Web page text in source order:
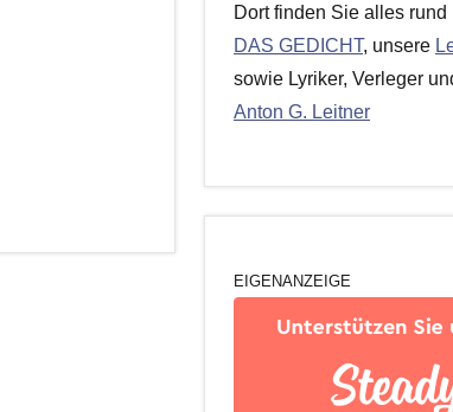
Dort finden Sie alles
DAS GEDICHT, unsere
sowie Lyriker, Verleger
Anton G. Leitner
EIGENANZEIGE